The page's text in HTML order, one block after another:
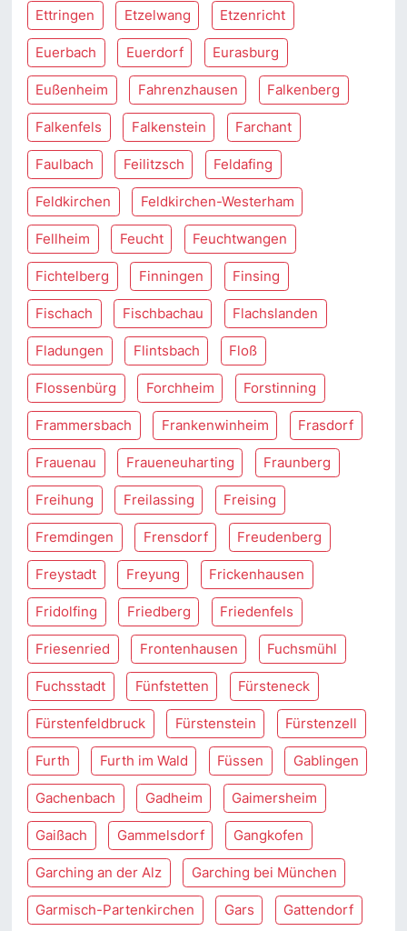
Ettringen Etzelwang Etzenricht
Euerbach Euerdorf Eurasburg
Eußenheim Fahrenzhausen Falkenberg
Falkenfels Falkenstein Farchant
Faulbach Feilitzsch Feldafing
Feldkirchen Feldkirchen-Westerham
Fellheim Feucht Feuchtwangen
Fichtelberg Finningen Finsing
Fischach Fischbachau Flachslanden
Fladungen Flintsbach Floß
Flossenbürg Forchheim Forstinning
Frammersbach Frankenwinheim Frasdorf
Frauenau Fraueneuharting Fraunberg
Freihung Freilassing Freising
Fremdingen Frensdorf Freudenberg
Freystadt Freyung Frickenhausen
Fridolfing Friedberg Friedenfels
Friesenried Frontenhausen Fuchsmühl
Fuchsstadt Fünfstetten Fürsteneck
Fürstenfeldbruck Fürstenstein Fürstenzell
Furth Furth im Wald Füssen Gablingen
Gachenbach Gadheim Gaimersheim
Gaißach Gammelsdorf Gangkofen
Garching an der Alz Garching bei München
Garmisch-Partenkirchen Gars Gattendorf